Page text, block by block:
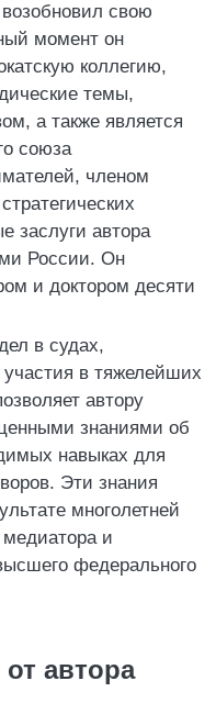
свою
момент он
коллегию,
темы,
а также является
союза
членом
заслуги автора
России. Он
и доктором десяти
в судах,
в тяжелейших
автору
знаниями об
навыках для
Эти знания
многолетней
медиатора и
федерального
автора